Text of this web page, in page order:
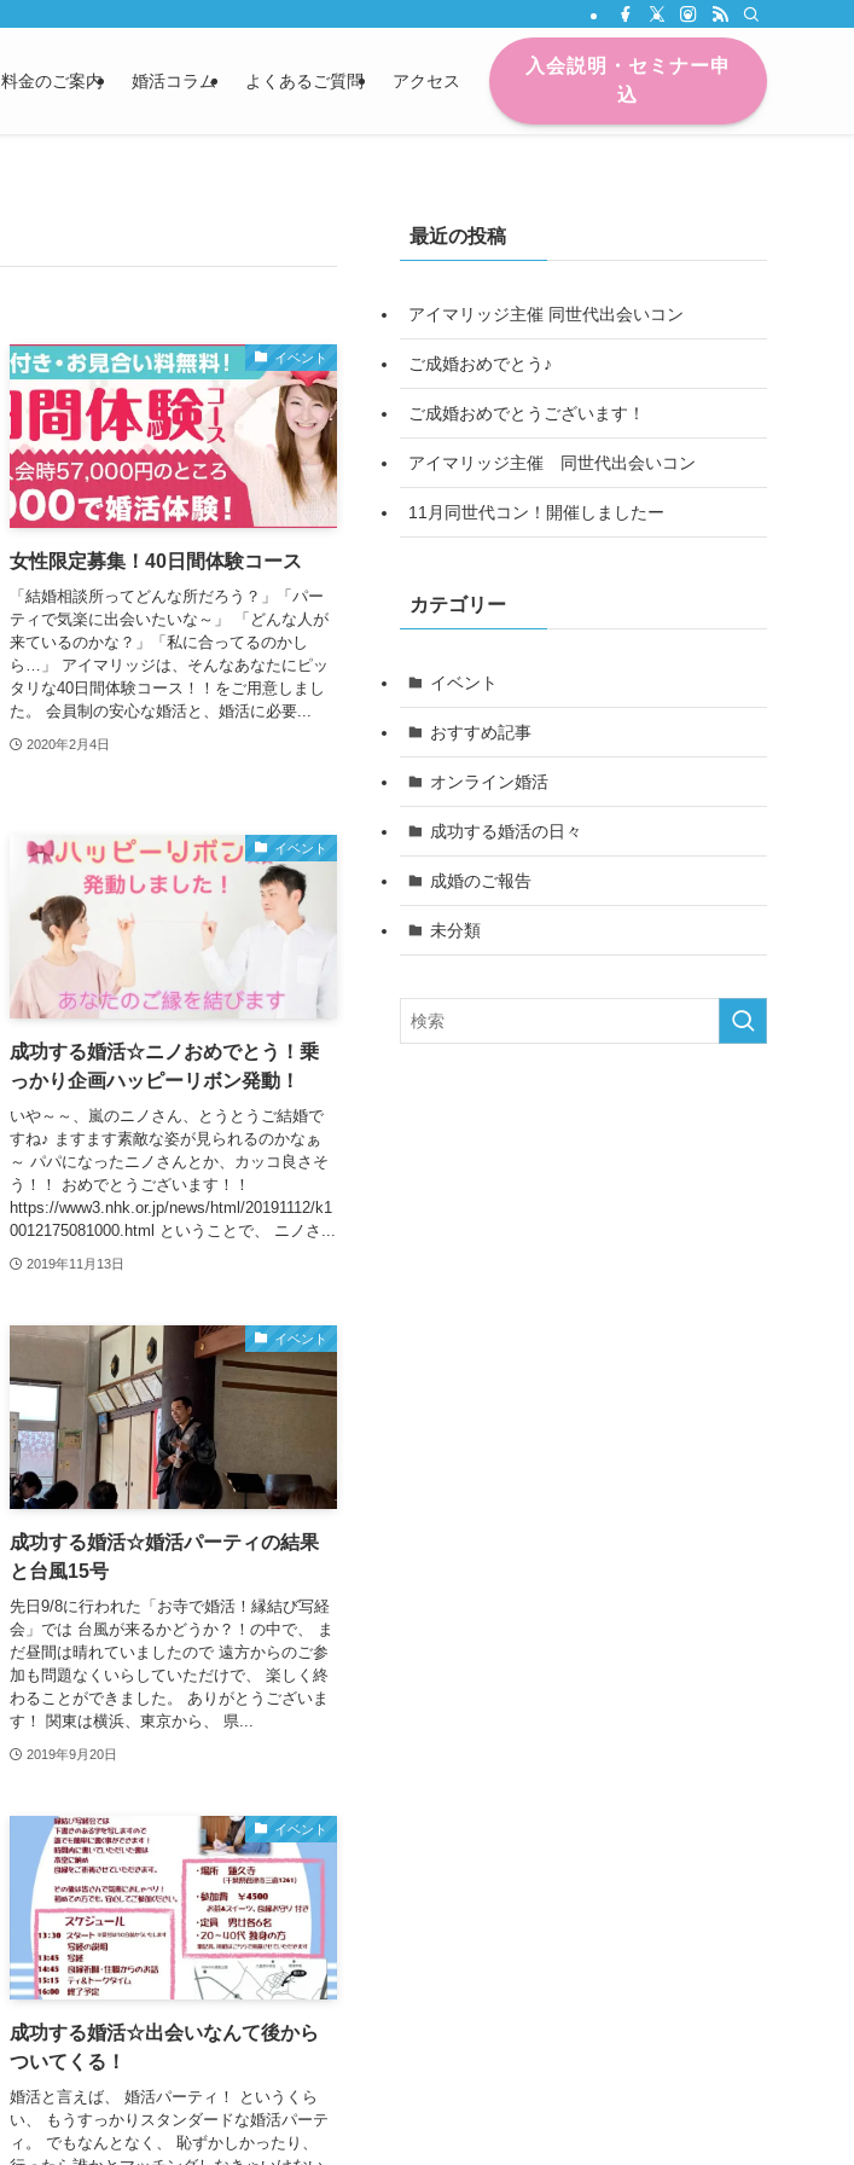
料金のご案内 婚活コラム よくあるご質問 アクセス
入会説明・セミナー申
込
イベント
女性限定募集！40日間体験コース
「結婚相談所ってどんな所だろう？」「パー
ティで気楽に出会いたいな～」 「どんな人が
来ているのかな？」「私に合ってるのかし
ら…」 アイマリッジは、そんなあなたにピッ
タリな40日間体験コース！！をご用意しまし
た。 会員制の安心な婚活と、婚活に必要...
2020年2月4日
イベント
成功する婚活☆ニノおめでとう！乗
っかり企画ハッピーリボン発動！
いや～～、嵐のニノさん、とうとうご結婚で
すね♪ ますます素敵な姿が見られるのかなぁ
～ パパになったニノさんとか、カッコ良さそ
う！！ おめでとうございます！！
https://www3.nhk.or.jp/news/html/20191112/k1
0012175081000.html ということで、 ニノさ...
2019年11月13日
イベント
成功する婚活☆婚活パーティの結果
と台風15号
先日9/8に行われた「お寺で婚活！縁結び写経
会」では 台風が来るかどうか？！の中で、 ま
だ昼間は晴れていましたので 遠方からのご参
加も問題なくいらしていただけで、 楽しく終
わることができました。 ありがとうございま
す！ 関東は横浜、東京から、 県...
2019年9月20日
イベント
成功する婚活☆出会いなんて後から
ついてくる！
婚活と言えば、 婚活パーティ！ というくら
い、 もうすっかりスタンダードな婚活パーテ
ィ。 でもなんとなく、 恥ずかしかったり、
最近の投稿
アイマリッジ主催 同世代出会いコン
ご成婚おめでとう♪
ご成婚おめでとうございます！
アイマリッジ主催 同世代出会いコン
11月同世代コン！開催しましたー
カテゴリー
イベント
おすすめ記事
オンライン婚活
成功する婚活の日々
成婚のご報告
未分類